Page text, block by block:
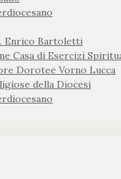
Enrico Bartoletti
Casa di Esercizi
Dorotee Vorno Lucca
della Diocesi